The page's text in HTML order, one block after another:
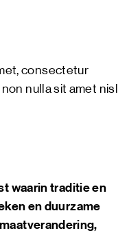
US
WERF
consectetur
nulla sit amet nisl
waarin traditie en
en duurzame